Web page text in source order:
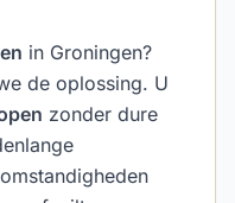
in Groningen?
de oplossing. U
zonder dure